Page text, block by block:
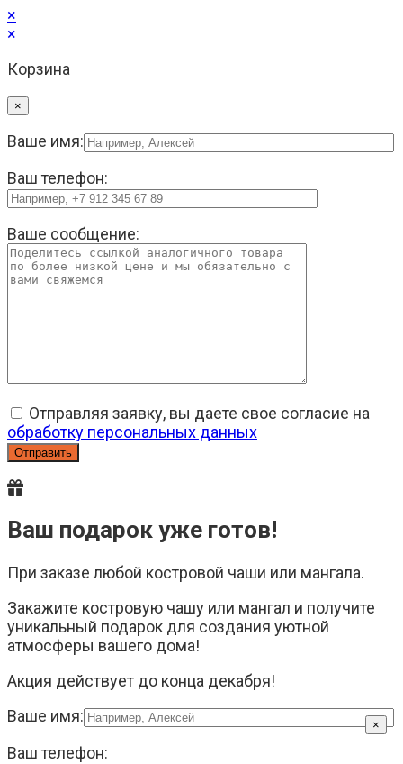
×
×
Корзина
×
Ваше имя:
Ваш телефон:
Ваше сообщение:
Отправляя заявку, вы даете свое согласие на
обработку персональных данных
Ваш подарок уже готов!
При заказе любой костровой чаши или мангала.
Закажите костровую чашу или мангал и получите
уникальный подарок для создания уютной
атмосферы вашего дома!
Акция действует до конца декабря!
×
Ваше имя:
Ваш телефон: